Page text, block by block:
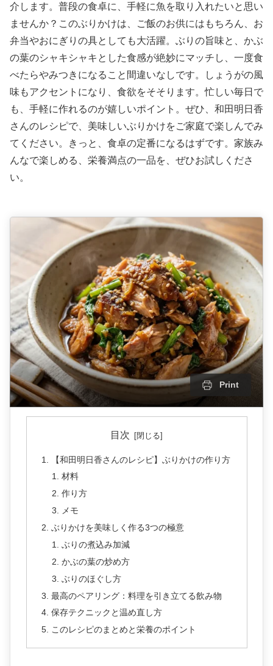
介します。普段の食卓に、手軽に魚を取り入れたいと思い
ませんか？このぶりかけは、ご飯のお供にはもちろん、お
弁当やおにぎりの具としても大活躍。ぶりの旨味と、かぶ
の葉のシャキシャキとした食感が絶妙にマッチし、一度食
べたらやみつきになること間違いなしです。しょうがの風
味もアクセントになり、食欲をそそります。忙しい毎日で
も、手軽に作れるのが嬉しいポイント。ぜひ、和田明日香
さんのレシピで、美味しいぶりかけをご家庭で楽しんでみ
てください。きっと、食卓の定番になるはずです。家族み
んなで楽しめる、栄養満点の一品を、ぜひお試しくださ
い。
Print
目次
【和田明日香さんのレシピ】ぶりかけの作り方
材料
作り方
メモ
ぶりかけを美味しく作る3つの極意
ぶりの煮込み加減
かぶの葉の炒め方
ぶりのほぐし方
最高のペアリング：料理を引き立てる飲み物
保存テクニックと温め直し方
このレシピのまとめと栄養のポイント